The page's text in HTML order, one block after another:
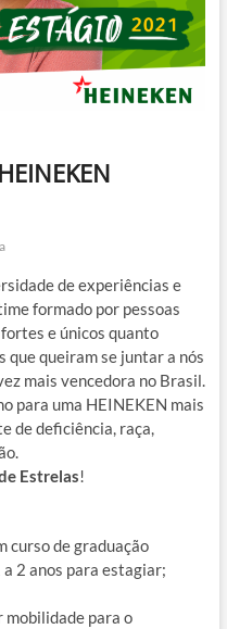
de experiências e
formado por pessoas
e únicos quanto
que queiram se juntar a nós
mais vencedora no Brasil.
para uma HEINEKEN mais
de deficiência, raça,
Estrelas!
curso de graduação
2 anos para estagiar;
mobilidade para o